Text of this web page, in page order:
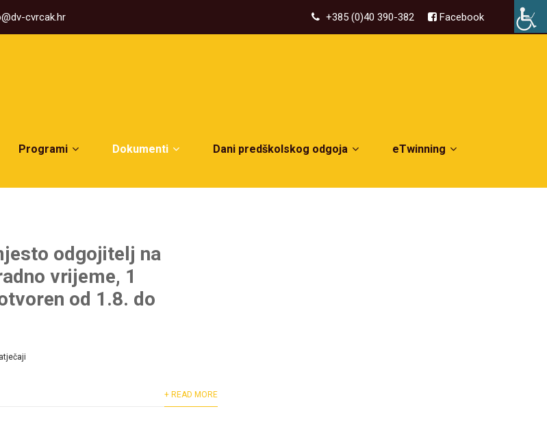
cvrcak.hr +385 (0)40 390-382 Facebook
Programi Dokumenti Dani predškolskog odgoja eTwinning
odgojitelj na
vrijeme, 1
od 1.8. do
+ READ MORE